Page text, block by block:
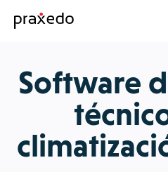
Software